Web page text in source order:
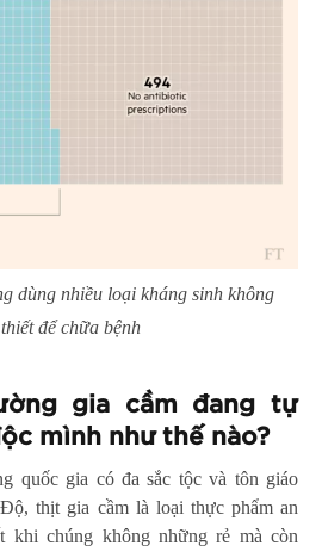
dùng nhiều loại kháng sinh không
để chữa bệnh
gia cầm đang tự
mình như thế nào?
quốc gia có đa sắc tộc và tôn giáo
thịt gia cầm là loại thực phẩm an
khi chúng không những rẻ mà còn